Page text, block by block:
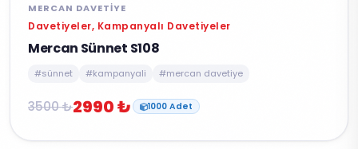
MERCAN DAVETIYE
Davetiyeler, Kampanyalı Davetiyeler
Mercan Sünnet S108
#sünnet #kampanyali #mercan davetiye
3500 ₺2990 ₺ 1000 Adet